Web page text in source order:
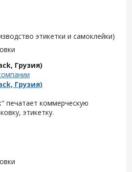
этикетки и самоклейки)
Грузия)
Грузия)
печатает коммерческую
этикетку.